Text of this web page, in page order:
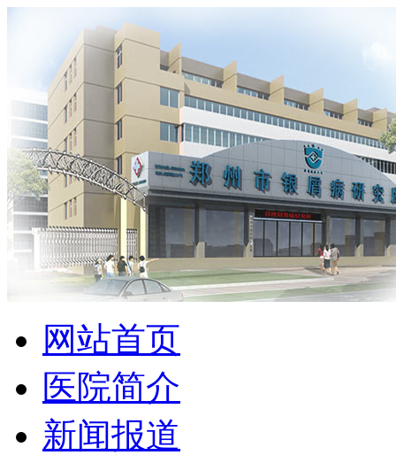
网站首页
医院简介
新闻报道